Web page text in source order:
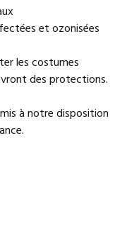
et ozonisées
les costumes
des protections.
à notre disposition